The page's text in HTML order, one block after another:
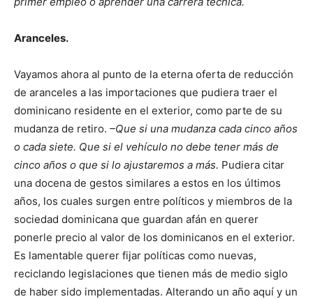
Aranceles.
Vayamos ahora al punto de la eterna oferta de reducción
de aranceles a las importaciones que pudiera traer el
dominicano residente en el exterior, como parte de su
mudanza de retiro. –Que si una mudanza cada cinco años
o cada siete. Que si el vehículo no debe tener más de
cinco años o que si lo ajustaremos a más. Pudiera citar
una docena de gestos similares a estos en los últimos
años, los cuales surgen entre políticos y miembros de la
sociedad dominicana que guardan afán en querer
ponerle precio al valor de los dominicanos en el exterior.
Es lamentable querer fijar políticas como nuevas,
reciclando legislaciones que tienen más de medio siglo
de haber sido implementadas. Alterando un año aquí y un